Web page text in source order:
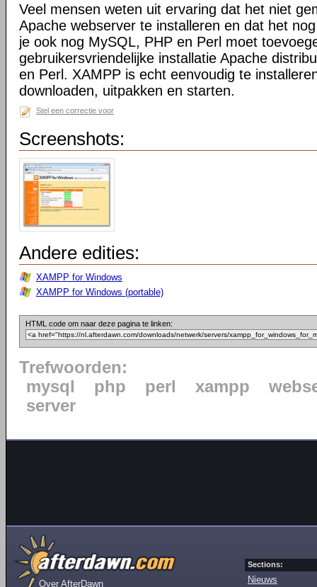
Veel mensen weten uit ervaring dat het niet
Apache webserver te installeren en dat het
je ook nog MySQL, PHP en Perl moet
gebruikersvriendelijke installatie Apache
en Perl. XAMPP is echt eenvoudig te
downloaden, uitpakken en starten.
Stel een correctie voor
Screenshots:
Andere edities:
XAMPP for Windows
XAMPP for Windows (portable)
HTML code om naar deze pagina te linken:
Trefwoorden:
mysql
php perl xampp
server
Over AfterDawn
Sections:
Nieuws